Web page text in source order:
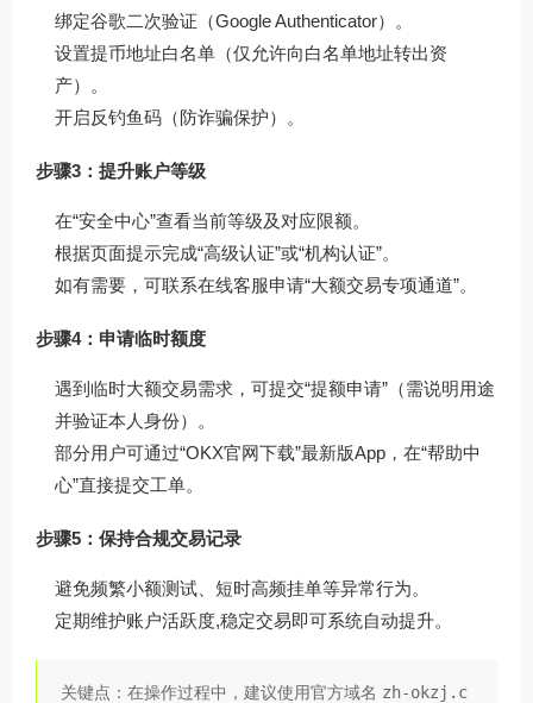
绑定谷歌二次验证（Google Authenticator）。
设置提币地址白名单（仅允许向白名单地址转出资
产）。
开启反钓鱼码（防诈骗保护）。
步骤3：提升账户等级
在“安全中心”查看当前等级及对应限额。
根据页面提示完成“高级认证”或“机构认证”。
如有需要，可联系在线客服申请“大额交易专项通道”。
步骤4：申请临时额度
遇到临时大额交易需求，可提交“提额申请”（需说明用途
并验证本人身份）。
部分用户可通过“OKX官网下载”最新版App，在“帮助中
心”直接提交工单。
步骤5：保持合规交易记录
避免频繁小额测试、短时高频挂单等异常行为。
定期维护账户活跃度,稳定交易即可系统自动提升。
关键点：在操作过程中，建议使用官方域名 zh-okzj.c